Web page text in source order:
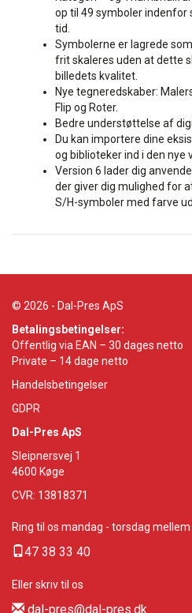
op til 49 symboler
tid.
Symbolerne er lagrede
frit skaleres uden at dette
billedets kvalitet.
Nye tegneredskaber:
Flip og Roter.
Bedre understøttelse af
Du kan importere dine
og biblioteker ind i den nye
Version 6 lader dig
der giver dig mulighed for
S/H-symboler med farve
© 2026 - Dal-Pres ApS
Betalingsbetingelser:
Offentlig via EAN – 30 dages netto
Private – 14 dage netto
Handelsbetingelser
GDPR
Dal-Pres ApS
Sleipnersvej 1
4600 Køge
CVR: 13818371
Ring til os mandag - torsdag mellem
47 38 33 40
Eller skriv til os
dal-pres@dal-pres.dk